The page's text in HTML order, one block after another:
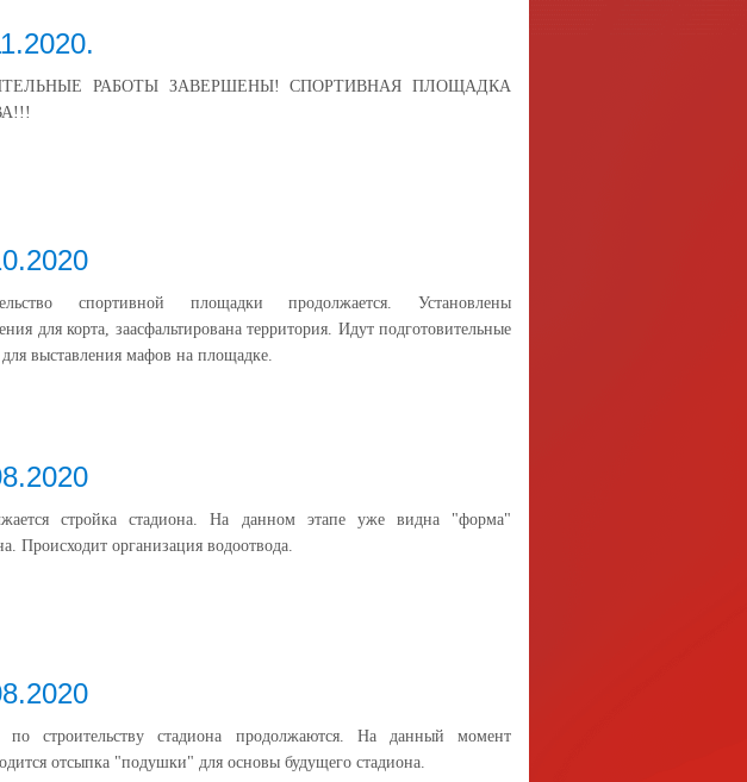
РАБОТЫ ЗАВЕРШЕНЫ! СПОРТИВНАЯ ПЛОЩАДКА
спортивной площадки продолжается. Установлены
для корта, заасфальтирована территория. Идут подготовительные
выставления мафов на площадке.
стройка стадиона. На данном этапе уже видна "форма"
Происходит организация водоотвода.
по строительству стадиона продолжаются. На данный момент
отсыпка "подушки" для основы будущего стадиона.